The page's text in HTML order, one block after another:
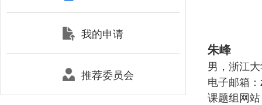
我的申请
推荐委员会
朱峰
男，浙江
电子邮箱
课题组网